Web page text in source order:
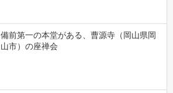
備前第一の本堂がある、曹源寺（岡山県岡
山市）の座禅会